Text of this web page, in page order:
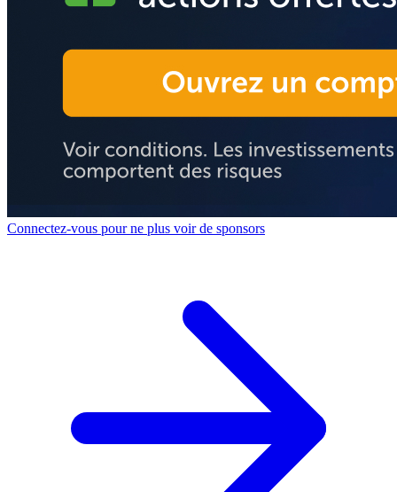
Connectez-vous pour ne plus voir de sponsors